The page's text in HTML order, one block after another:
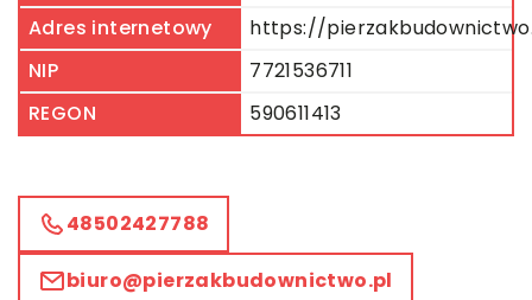
Adres internetowy
https://
NIP
7721536711
REGON
590611413
48502427788
biuro@pierzakbudownictwo.pl